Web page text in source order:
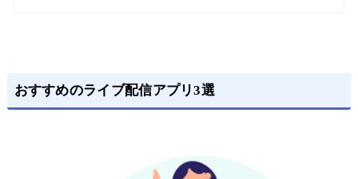
おすすめのライブ配信アプリ3選